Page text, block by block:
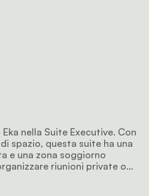
nella Suite Executive. Con
spazio, questa suite ha una
e una zona soggiorno
riunioni private o
un ampio rifugio in città.